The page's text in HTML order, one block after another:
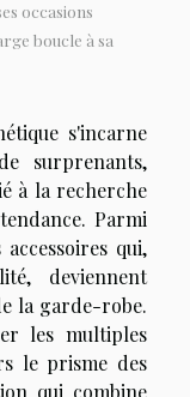
occasions
boucle à sa
s'incarne
surprenants,
à la recherche
Parmi
qui,
deviennent
la garde-robe.
les multiples
le prisme des
qui combine